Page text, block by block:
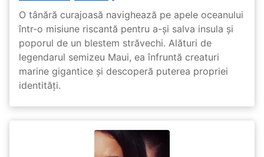
O tânără curajoasă navighează pe apele oceanului
într-o misiune riscantă pentru a-și salva insula și
poporul de un blestem străvechi. Alături de
legendarul semizeu Maui, ea înfruntă creaturi
marine gigantice și descoperă puterea propriei
identități.